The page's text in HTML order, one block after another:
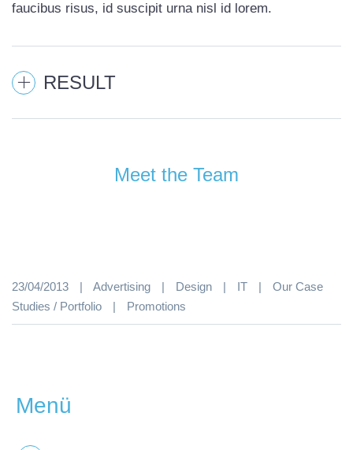
faucibus risus, id suscipit urna nisl id lorem.
RESULT
Meet the Team
23/04/2013 | Advertising | Design | IT |
Our Case
Studies / Portfolio
| Promotions
Menü